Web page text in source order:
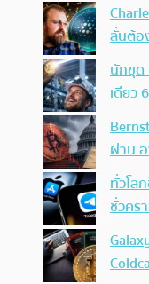
ลั่นต้อ
นักขุด
เดียว
ผ่าน
ทั่วโล
ชั่วคร